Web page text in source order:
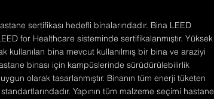
sertifikası hedefli binalarındadır. Bina LEED
for Healthcare sisteminde sertifikalanmıştır. Yüksek
kullanılan bina mevcut kullanılmış bir bina ve araziyi
binası için kampüslerinde sürüdürülebilirlik
olarak tasarlanmıştır. Binanın tüm enerji tüketen
Yapının tüm malzeme seçimi hastane